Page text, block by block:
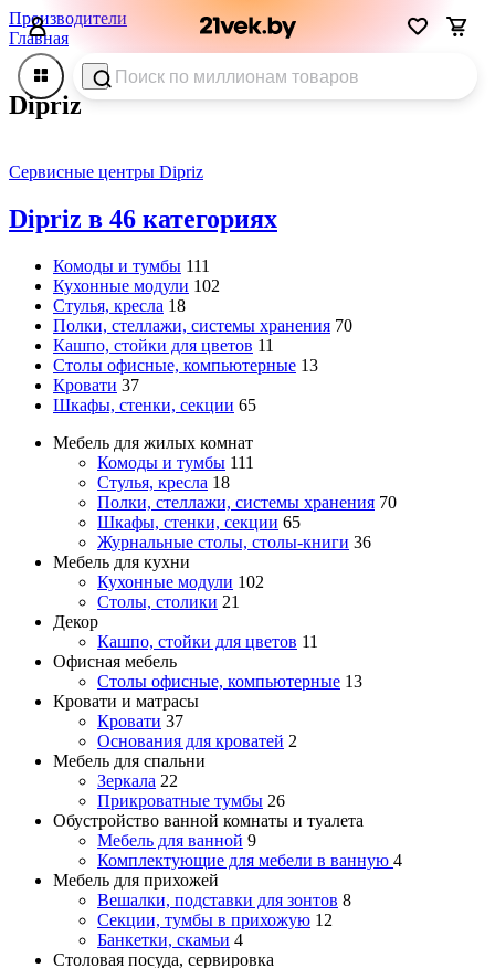
Производители
Главная
Dipriz
Сервисные центры Dipriz
Dipriz в 46 категориях
Комоды и тумбы 111
Кухонные модули 102
Стулья, кресла 18
Полки, стеллажи, системы хранения 70
Кашпо, стойки для цветов 11
Столы офисные, компьютерные 13
Кровати 37
Шкафы, стенки, секции 65
Мебель для жилых комнат
Комоды и тумбы 111
Стулья, кресла 18
Полки, стеллажи, системы хранения 70
Шкафы, стенки, секции 65
Журнальные столы, столы-книги 36
Мебель для кухни
Кухонные модули 102
Столы, столики 21
Декор
Кашпо, стойки для цветов 11
Офисная мебель
Столы офисные, компьютерные 13
Кровати и матрасы
Кровати 37
Основания для кроватей 2
Мебель для спальни
Зеркала 22
Прикроватные тумбы 26
Обустройство ванной комнаты и туалета
Мебель для ванной 9
Комплектующие для мебели в ванную 4
Мебель для прихожей
Вешалки, подставки для зонтов 8
Секции, тумбы в прихожую 12
Банкетки, скамьи 4
Столовая посуда, сервировка